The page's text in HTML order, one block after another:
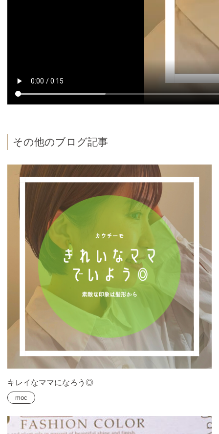
その他のブログ記事
キレイなママになろう◎
moc